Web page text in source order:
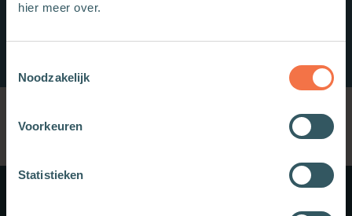
hier meer over.
Noodzakelijk
Voorkeuren
Statistieken